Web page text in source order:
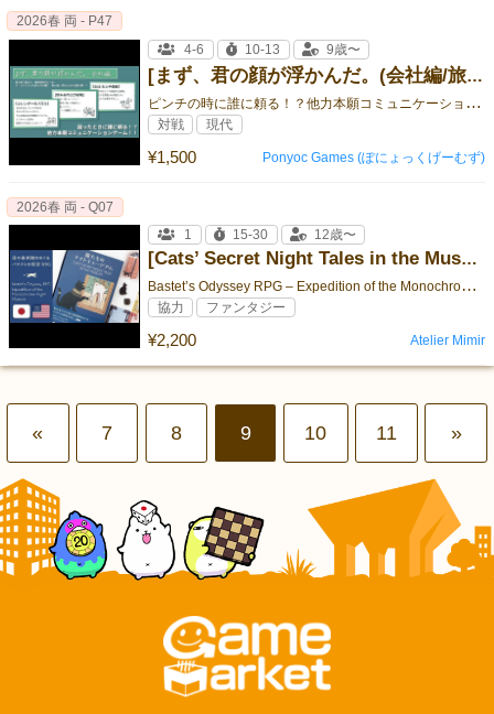
[まず、君の顔が浮かんだ。(会社編/旅行編)]
ピ
ンチの時に誰に頼る！？他力本願コミュニケーションゲーム！
¥1,500
2026春 両 - P47
4-6
10-13 9歳〜
対戦 現代
Ponyoc Games (ぽにょっくげーむず)
[Cats’ Secret Night Tales in the Museum]
B
astet’s Odyssey RPG – Expedition of the Monochrome Night Museum
¥2,200
2026春 両 - Q07
1
15-30 12歳〜
協力 ファンタジー
Atelier Mimir
« 7 8 9 10 11 »